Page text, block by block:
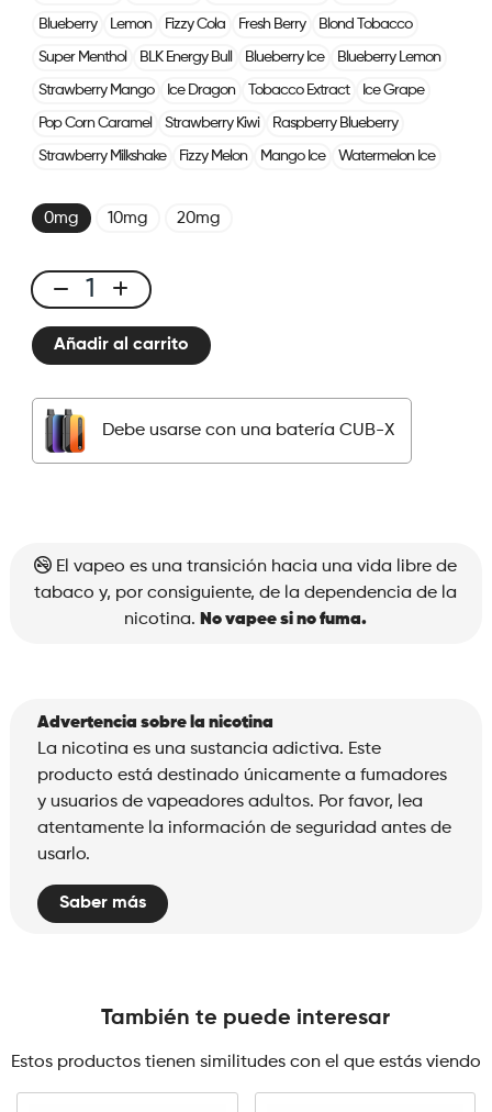
Blueberry Lemon Fizzy Cola Fresh Berry Blond Tobacco
Super Menthol BLK Energy Bull Blueberry Ice Blueberry Lemon
Strawberry Mango Ice Dragon Tobacco Extract Ice Grape
Pop Corn Caramel Strawberry Kiwi Raspberry Blueberry
Strawberry Milkshake Fizzy Melon Mango Ice Watermelon Ice
0mg 10mg 20mg
CUBX
Pods
Cherry
Lemon
Raspberry
Añadir al carrito
Debe usarse con una batería CUB-X
El vapeo es una transición hacia una vida libre de
tabaco y, por consiguiente, de la dependencia de la
nicotina. No vapee si no fuma.
Advertencia sobre la nicotina
La nicotina es una sustancia adictiva. Este
producto está destinado únicamente a fumadores
y usuarios de vapeadores adultos. Por favor, lea
atentamente la información de seguridad antes de
usarlo.
Saber más
También te puede interesar
Estos productos tienen similitudes con el que estás viendo